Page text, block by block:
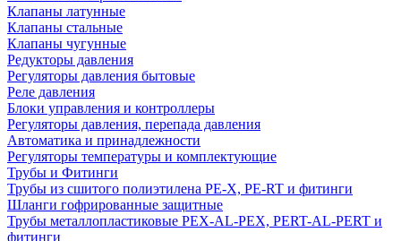
Клапаны латунные
Клапаны стальные
Клапаны чугунные
Редукторы давления
Регуляторы давления бытовые
Реле давления
Блоки управления и контроллеры
Регуляторы давления, перепада давления
Автоматика и принадлежности
Регуляторы температуры и комплектующие
Трубы и Фитинги
Трубы из сшитого полиэтилена PE-X, PE-RT и фитинги
Шланги гофрированные защитные
Трубы металлопластиковые PEX-AL-PEX, PERT-AL-PERT и
фитинги